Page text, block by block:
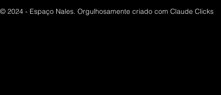
© 2024 - Espaço Nales. Orgulhosamente criado com Claude Clicks